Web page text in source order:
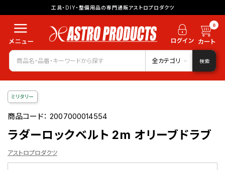
工具・DIY・整備用品の専門通販アストロプロダクツ
0
全カテゴリ 検索
ミリタリー
商品コード：2007000014554
ラダーロックベルト 2m オリーブドラブ
アストロプロダクツ